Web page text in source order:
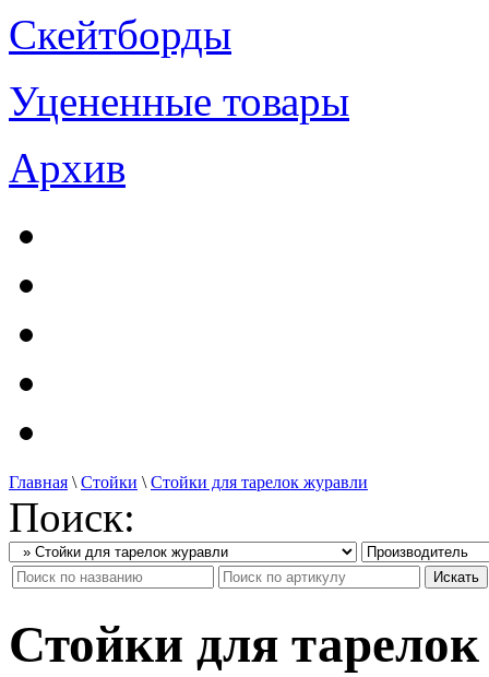
Скейтборды
Уцененные товары
Архив
Главная \ Стойки \ Стойки для тарелок журавли
Поиск:
Стойки для